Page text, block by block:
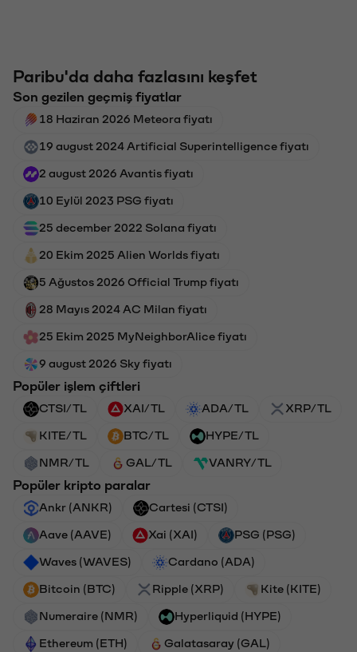
Paribu'da daha fazlasını keşfet
Son gezilen geçmiş fiyatlar
18 Haziran 2026 Meteora fiyatı
19 august 2024 Artificial Superintelligence fiyatı
2 august 2026 Avantis fiyatı
10 Eylül 2023 PSG fiyatı
25 december 2022 Solana fiyatı
20 Ekim 2025 Alien Worlds fiyatı
5 Ağustos 2026 Official Trump fiyatı
28 Mayıs 2024 AC Milan fiyatı
25 Ekim 2025 MyNeighborAlice fiyatı
9 august 2026 Sky fiyatı
Popüler işlem çiftleri
CTSI/TL XAI/TL ADA/TL XRP/TL
KITE/TL BTC/TL HYPE/TL
NMR/TL GAL/TL VANRY/TL
Popüler kripto paralar
Ankr (ANKR) Cartesi (CTSI)
Aave (AAVE) Xai (XAI) PSG (PSG)
Waves (WAVES) Cardano (ADA)
Bitcoin (BTC) Ripple (XRP) Kite (KITE)
Numeraire (NMR) Hyperliquid (HYPE)
Ethereum (ETH) Galatasaray (GAL)